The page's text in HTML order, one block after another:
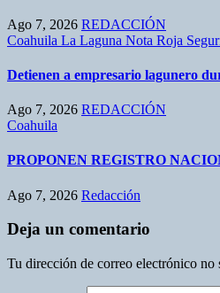
Ago 7, 2026 REDACCIÓN
Coahuila La Laguna Nota Roja
Detienen a empresario lagunero
Ago 7, 2026 REDACCIÓN
Coahuila
PROPONEN REGISTRO
Ago 7, 2026 Redacción
Deja un comentario
Tu dirección de correo electrónico no